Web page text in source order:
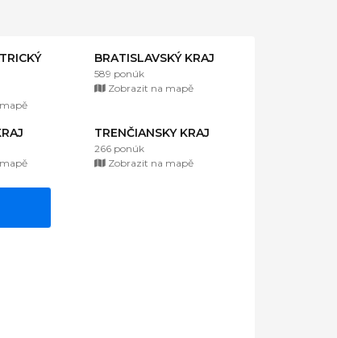
BRATISLAVSKÝ KRAJ
589 ponúk
Zobrazit na mapě
TRENČIANSKY KRAJ
266 ponúk
Zobrazit na mapě